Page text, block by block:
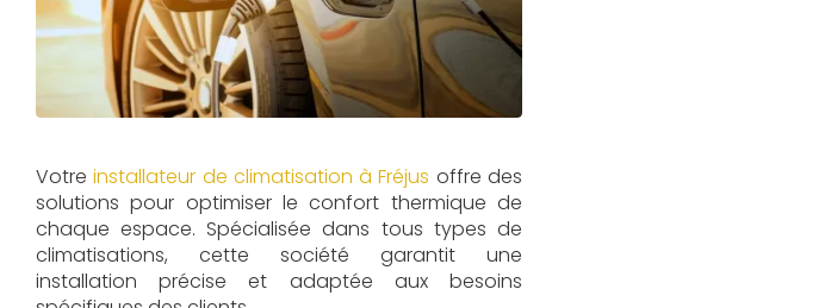
Votreinstallateur de climatisation à Fréjus offre des
solutions pour optimiser le confort thermique de
chaque espace. Spécialisée dans tous types de
climatisations, cette société garantit une
installation précise et adaptée aux besoins